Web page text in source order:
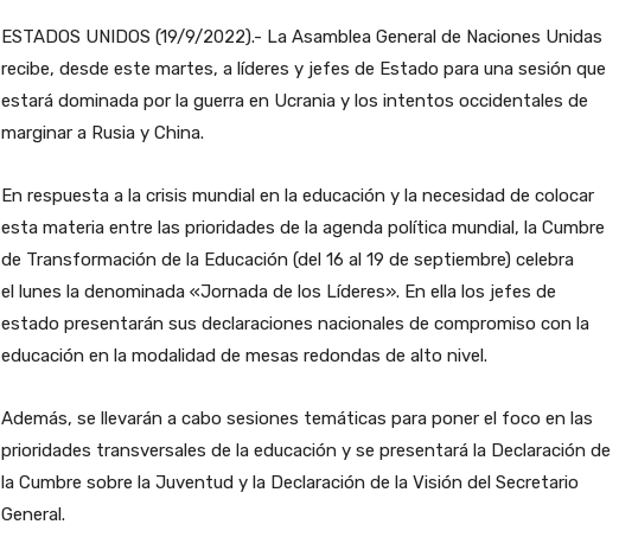
ESTADOS UNIDOS (19/9/2022).- La Asamblea General de Naciones Unidas
recibe, desde este martes, a líderes y jefes de Estado para una sesión que
estará dominada por la guerra en Ucrania y los intentos occidentales de
marginar a Rusia y China.
En respuesta a la crisis mundial en la educación y la necesidad de colocar
esta materia entre las prioridades de la agenda política mundial, la Cumbre
de Transformación de la Educación (del 16 al 19 de septiembre) celebra
el lunes la denominada «Jornada de los Líderes». En ella los jefes de
estado presentarán sus declaraciones nacionales de compromiso con la
educación en la modalidad de mesas redondas de alto nivel.
Además, se llevarán a cabo sesiones temáticas para poner el foco en las
prioridades transversales de la educación y se presentará la Declaración de
la Cumbre sobre la Juventud y la Declaración de la Visión del Secretario
General.